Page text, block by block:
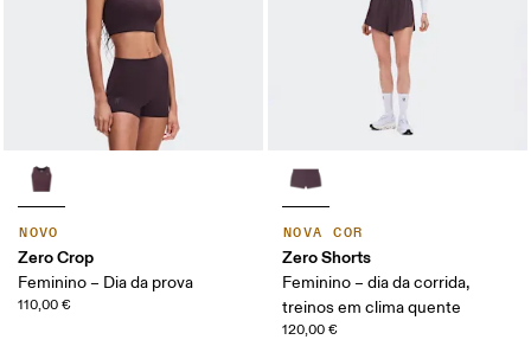
NOVO
Zero Crop
Feminino – Dia da prova
110,00 €
NOVA COR
Zero Shorts
Feminino – dia da corrida,
treinos em clima quente
120,00 €